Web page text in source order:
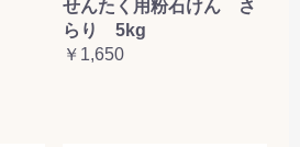
せんたく用粉石けん さ
らり 5kg
￥1,650